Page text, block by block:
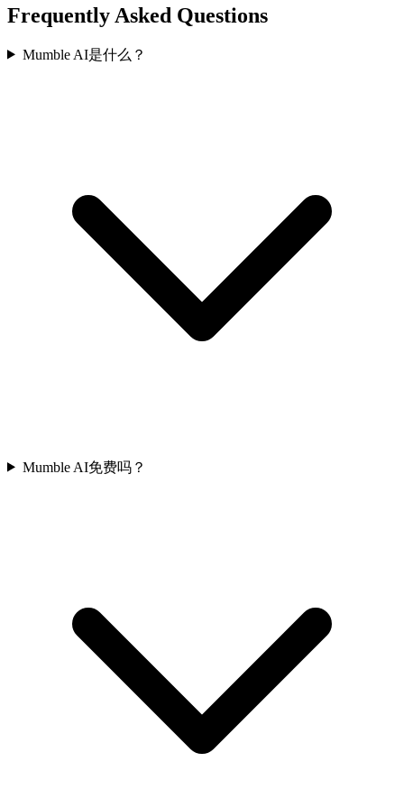
Frequently Asked Questions
Mumble AI是什么？
Mumble AI免费吗？